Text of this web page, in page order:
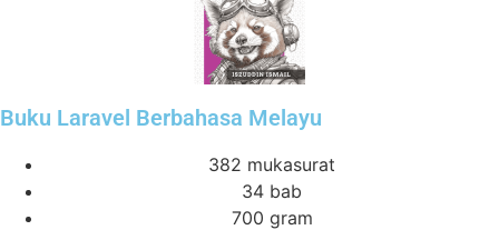
Buku Laravel Berbahasa Melayu
382 mukasurat
34 bab
700 gram